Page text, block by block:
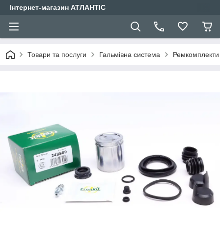
Інтернет-магазин АТЛАНТІС
Товари та послуги Гальмівна система Ремкомплекти